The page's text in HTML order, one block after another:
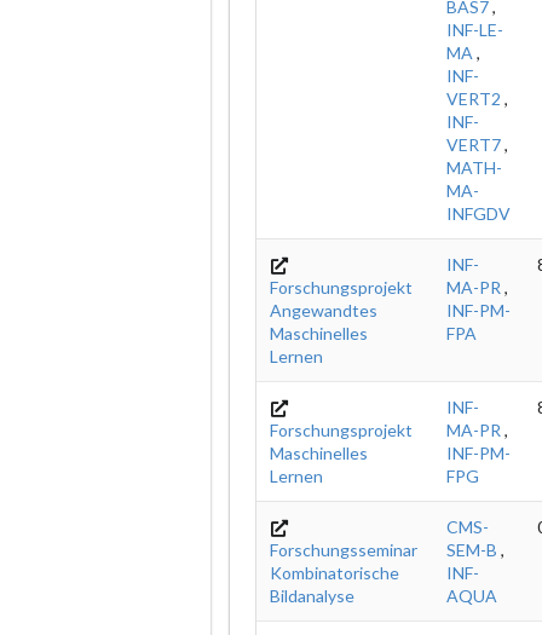
BAS7,
INF-LE-
MA ,
INF-
VERT2 ,
INF-
VERT7,
MATH-
MA-
INFGDV
Forschungsprojekt
Angewandtes
Maschinelles
Lernen
INF-
MA-PR ,
INF-PM-
FPA
Forschungsprojekt
Maschinelles
Lernen
INF-
MA-PR ,
INF-PM-
FPG
Forschungsseminar
Kombinatorische
Bildanalyse
CMS-
SEM-B ,
INF-
AQUA